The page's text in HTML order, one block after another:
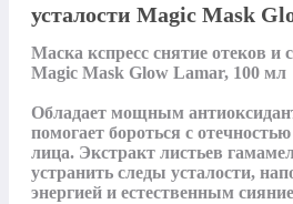
усталости Magic Mask
Маска кспресс снятие отеков и
Magic Mask Glow Lamar, 100 мл
Обладает мощным
помогает бороться с
лица. Экстракт листьев
устранить следы усталости,
энергией и естественным